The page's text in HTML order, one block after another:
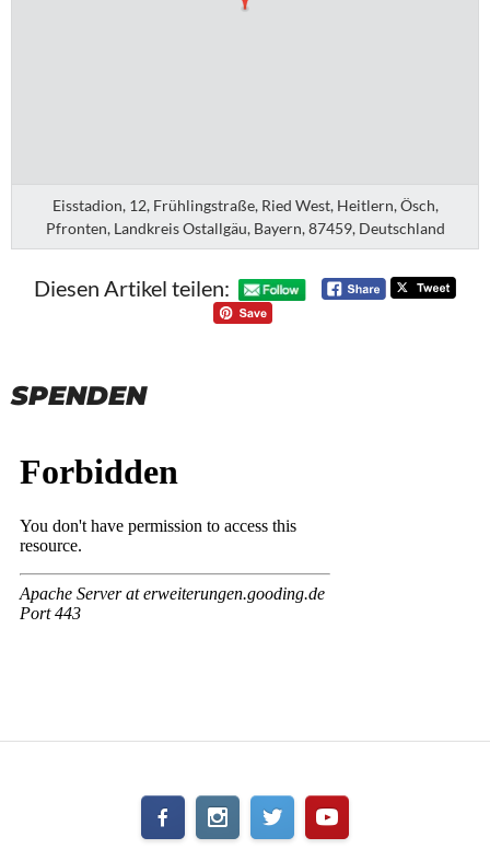
Eisstadion, 12, Frühlingstraße, Ried West, Heitlern, Ösch,
Pfronten, Landkreis Ostallgäu, Bayern, 87459, Deutschland
Diesen Artikel teilen:
SPENDEN